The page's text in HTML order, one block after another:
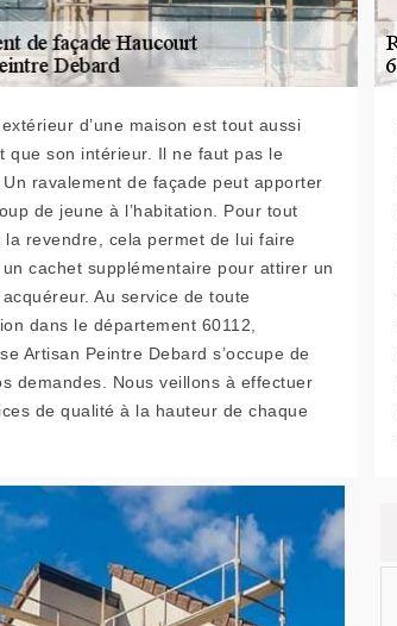
d’une maison est tout aussi
que son intérieur. Il ne faut pas le
Un ravalement de façade peut apporter
de jeune à l’habitation. Pour tout
la revendre, cela permet de lui faire
cachet supplémentaire pour attirer un
Au service de toute
dans le département 60112,
Artisan Peintre Debard s’occupe de
demandes. Nous veillons à effectuer
de qualité à la hauteur de chaque